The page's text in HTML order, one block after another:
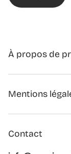
À propos de
Formulaire de
Mentions
Mentions légales
Contact